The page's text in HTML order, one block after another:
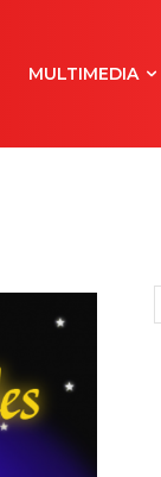
MULTIMEDIA